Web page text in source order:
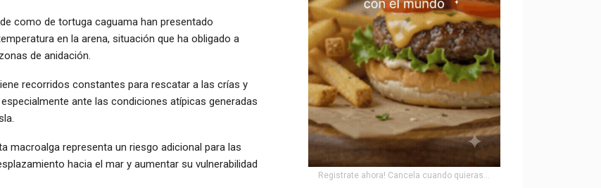
como de tortuga caguama han presentado
en la arena, situación que ha obligado a
de anidación.
recorridos constantes para rescatar a las crías y
ante las condiciones atípicas generadas
macroalga representa un riesgo adicional para las
hacia el mar y aumentar su vulnerabilidad
Registrate ahora! Cancela cuando quieras...